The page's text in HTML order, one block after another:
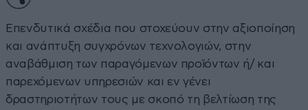
Επενδυτικά σχέδια που στοχεύουν στην αξιοποίηση
και ανάπτυξη συγχρόνων τεχνολογιών, στην
αναβάθμιση των παραγόμενων προϊόντων ή/ και
παρεχόμενων υπηρεσιών και εν γένει
δραστηριοτήτων τους με σκοπό τη βελτίωση της